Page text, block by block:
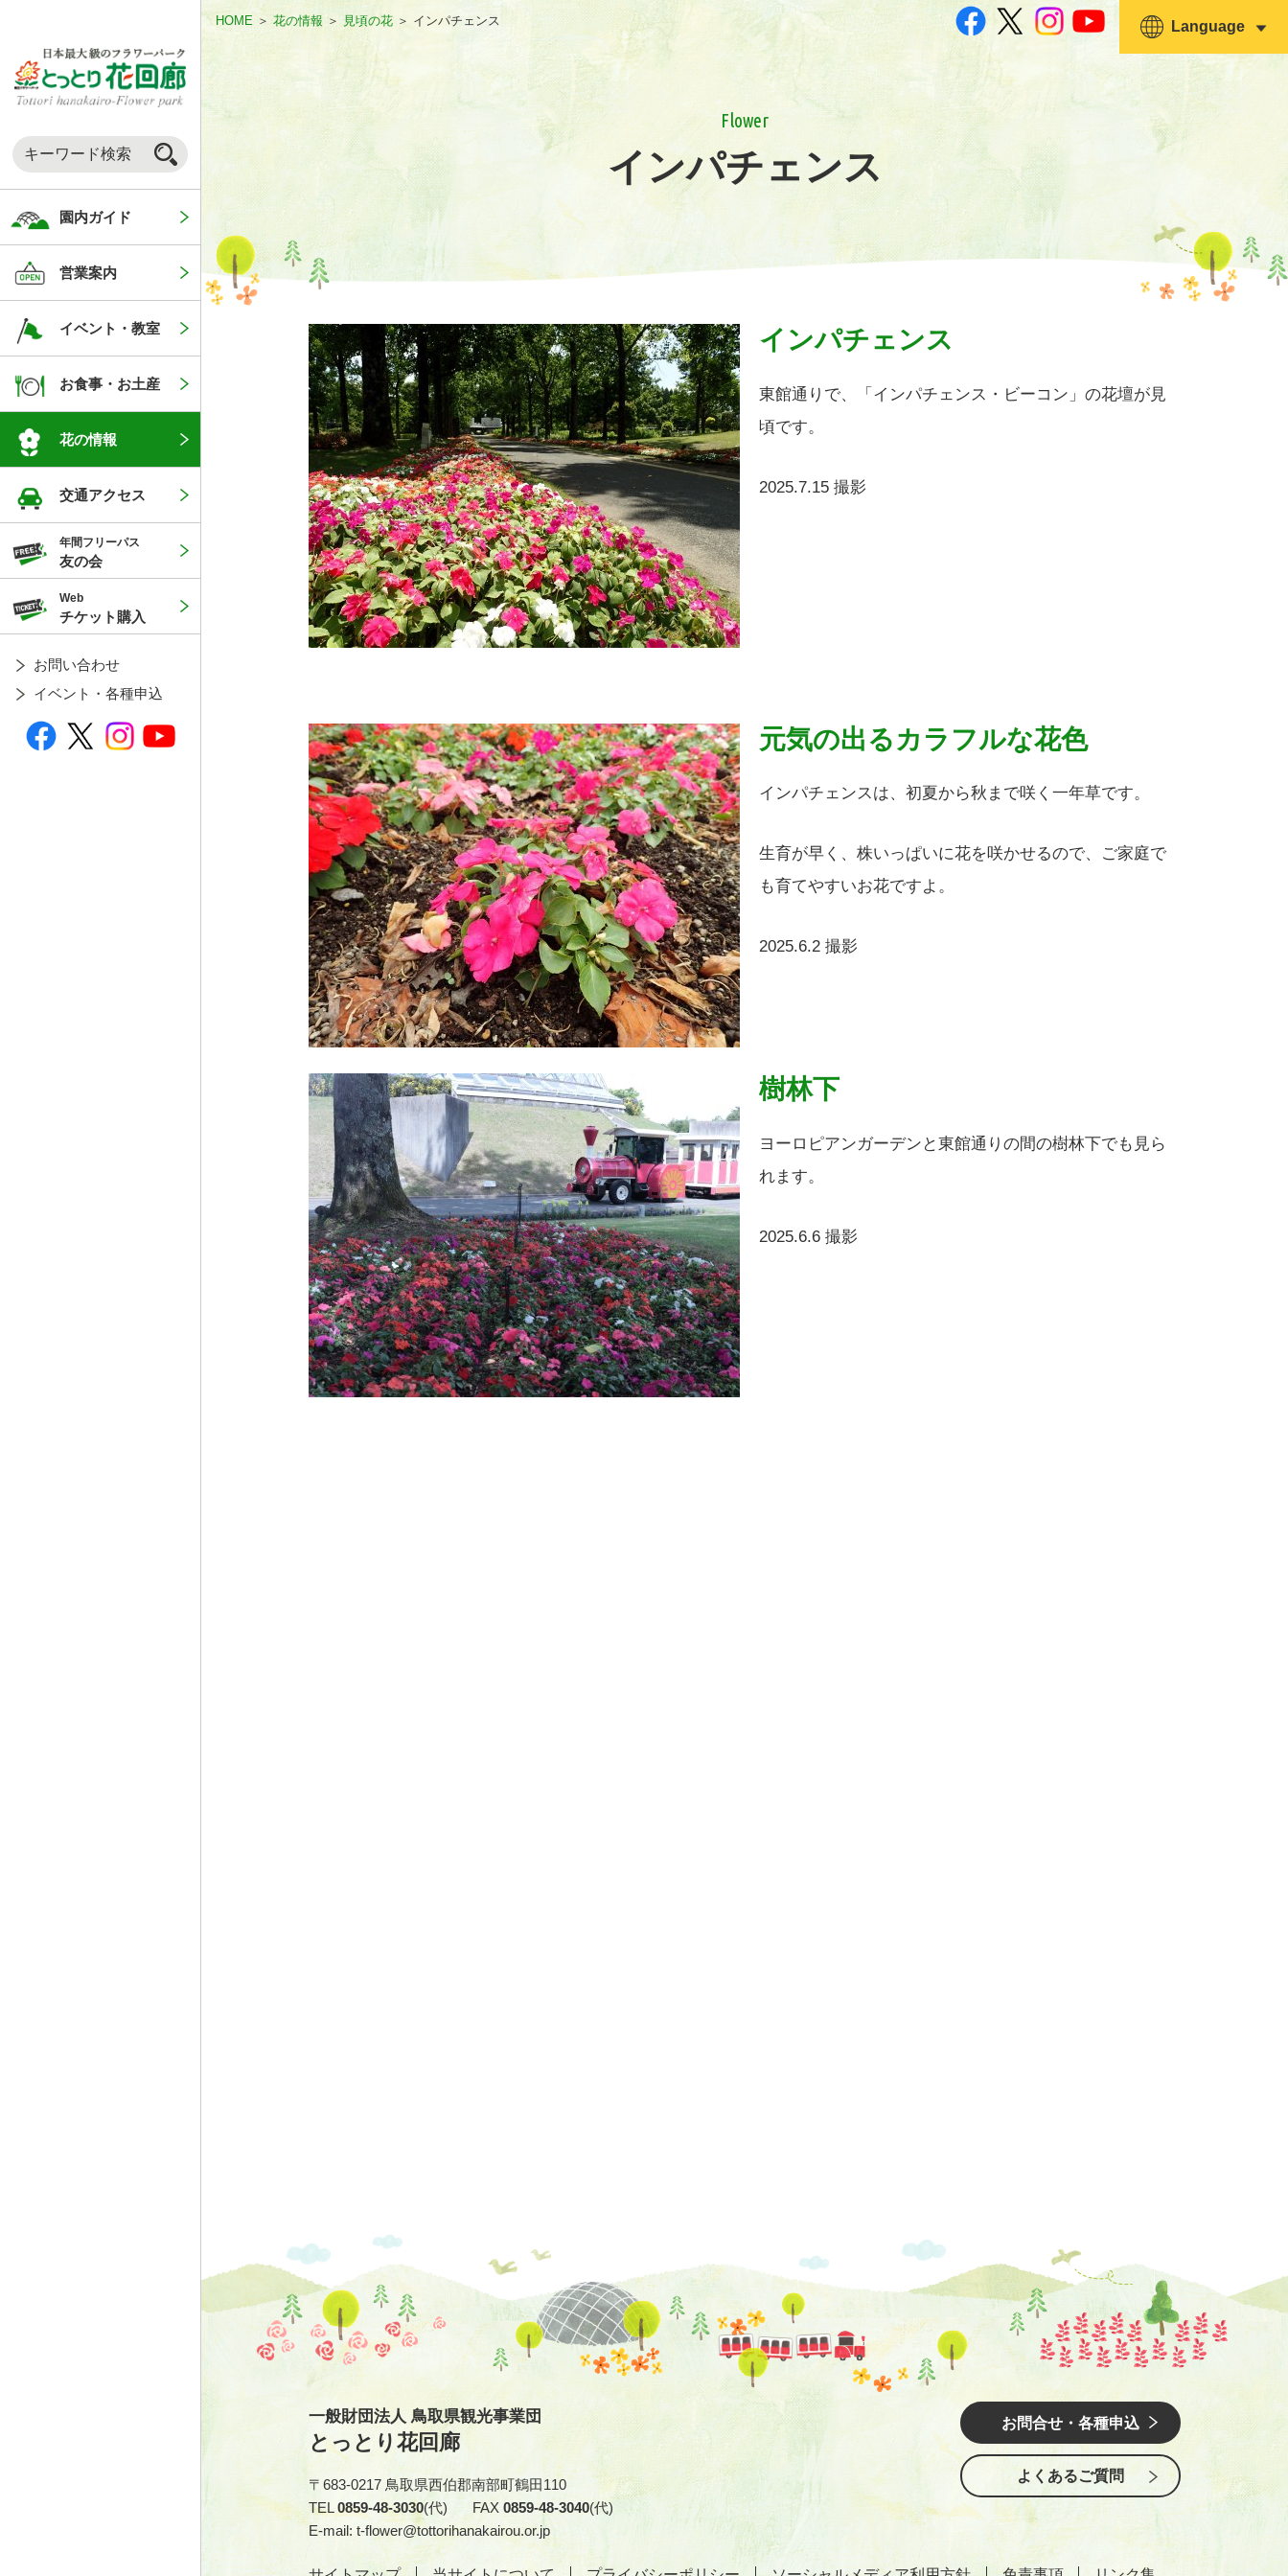
園内ガイド
営業案内
イベント・教室
お食事・お土産
花の情報
交通アクセス
年間フリーパス
友の会
Web
チケット購入
お問い合わせ
イベント・各種申込
HOME＞花の情報＞見頃の花 ＞ インパチェンス
Flower
インパチェンス
Language
インパチェンス
東館通りで、「インパチェンス・ビーコン」の花壇が見
頃です。
2025.7.15 撮影
元気の出るカラフルな花色
インパチェンスは、初夏から秋まで咲く一年草です。
生育が早く、株いっぱいに花を咲かせるので、ご家庭で
も育てやすいお花ですよ。
2025.6.2 撮影
樹林下
ヨーロピアンガーデンと東館通りの間の樹林下でも見ら
れます。
2025.6.6 撮影
一般財団法人 鳥取県観光事業団
とっとり花回廊
〒683-0217 鳥取県西伯郡南部町鶴田110
TEL0859-48-3030(代) FAX 0859-48-3040(代)
E-mail: t-flower@tottorihanakairou.or.jp
お問合せ・各種申込
よくあるご質問